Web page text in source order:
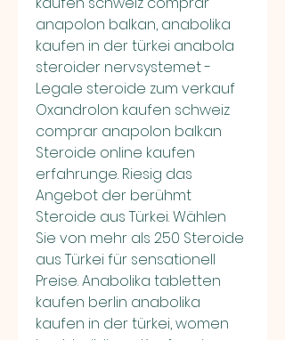
anapolon balkan, anabolika
kaufen in der türkei anabola
steroider nervsystemet -
Legale steroide zum verkauf
Oxandrolon kaufen schweiz
comprar anapolon balkan
Steroide online kaufen
erfahrunge. Riesig das
Angebot der berühmt
Steroide aus Türkei. Wählen
Sie von mehr als 250 Steroide
aus Türkei für sensationell
Preise. Anabolika tabletten
kaufen berlin anabolika
kaufen in der türkei, women
bodybuilding - Kaufen sie